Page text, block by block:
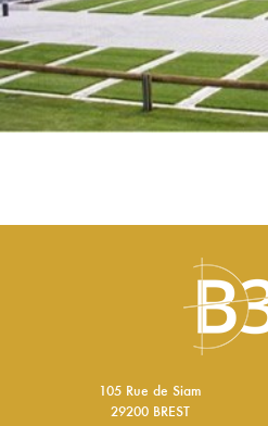
105 Rue de Siam
29200 BREST